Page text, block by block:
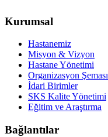
Kurumsal
Hastanemiz
Misyon & Vizyon
Hastane Yönetimi
Organizasyon Şeması
İdari Birimler
SKS Kalite Yönetimi
Eğitim ve Araştırma
Bağlantılar